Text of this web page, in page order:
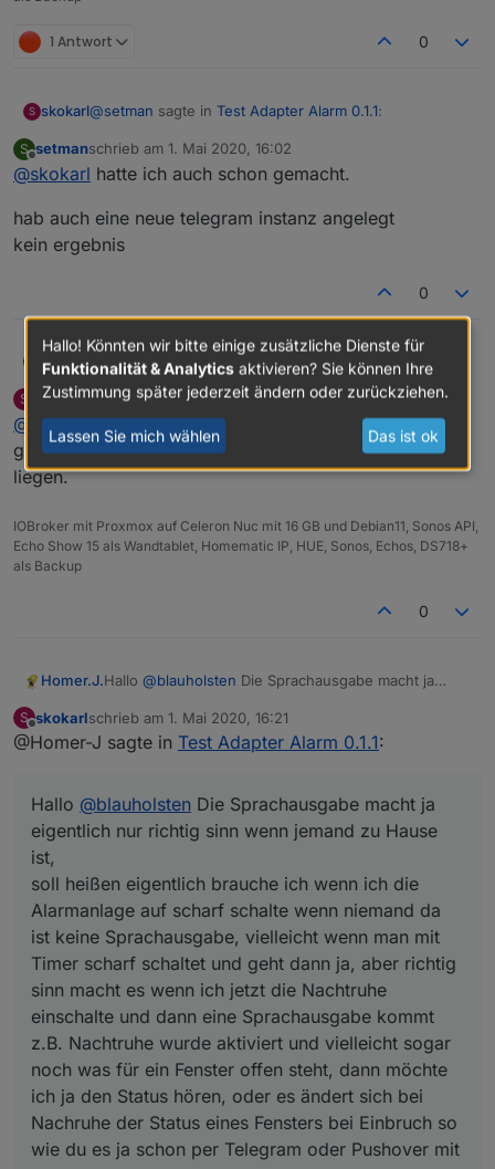
1 Antwort 0
S skokarl@setman sagte in Test Adapter Alarm 0.1.1:
Hatte das schon drin.
Nur Telegram gibt nix aus.
schreib mal Telegram.0 ----> KLEIN
S
Offline
setmanschrieb am 1. Mai 2020, 16:02
zuletzt editiert von
@skokarl hatte ich auch schon gemacht.
hab auch eine neue telegram instanz angelegt
kein ergebnis
0
setman@skokarl hatte ich auch schon gemacht.
hab auch eine neue telegram instanz angelegt
S
Offline
skokarlschrieb am1. Mai 2020, 16:06
@
setman
geht bei mir auf Anhieb. Komisch. Muss aber an Dir
liegen.
IOBroker mit Proxmox auf Celeron Nuc mit 16 GB und Debian11, Sonos API,
Echo Show 15 als Wandtablet, Homematic IP, HUE, Sonos, Echos, DS718+
als Backup
0
Homer.J.Hallo @blauholsten Die Sprachausgabe macht ja
soll heißen eigentlich brauche ich wenn ich die
Alarmanlage auf scharf schalte wenn niemand da ist
macht es wenn ich jetzt die Nachtruhe einschalte
und dann eine Sprachausgabe kommt z.B. Nachtruhe
hören, oder es ändert sich bei Nachruhe der Status
eines Fensters bei Einbruch so wie du es ja schon
per Telegram oder Pushover mit der Nachricht
machst.
Ich habe die Sprachausgabe z.B. auch an die
Anwesenheit gekoppelt das nur bei Anwesenheit
eine Ansage kommt.
Hoffe ist so verständlich.
S
Offline
skokarlschrieb am 1. Mai 2020, 16:21
zuletzt editiert von
@Homer-J sagte in Test Adapter Alarm 0.1.1:
Hallo @blauholsten Die Sprachausgabe macht ja
eigentlich nur richtig sinn wenn jemand zu Hause
ist,
soll heißen eigentlich brauche ich wenn ich die
Alarmanlage auf scharf schalte wenn niemand da
ist keine Sprachausgabe, vielleicht wenn man mit
Timer scharf schaltet und geht dann ja, aber richtig
sinn macht es wenn ich jetzt die Nachtruhe
einschalte und dann eine Sprachausgabe kommt
z.B. Nachtruhe wurde aktiviert und vielleicht sogar
noch was für ein Fenster offen steht, dann möchte
ich ja den Status hören, oder es ändert sich bei
Nachruhe der Status eines Fensters bei Einbruch so
wie du es ja schon per Telegram oder Pushover mit
Hallo! Könnten wir bitte einige zusätzliche Dienste für
Funktionalität & Analytics aktivieren? Sie können Ihre
Zustimmung später jederzeit ändern oder zurückziehen.
Lassen Sie mich wählen Das ist ok